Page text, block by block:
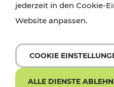
jederzeit in den Cookie-
Website anpassen.
COOKIE
ALLE DIENSTE